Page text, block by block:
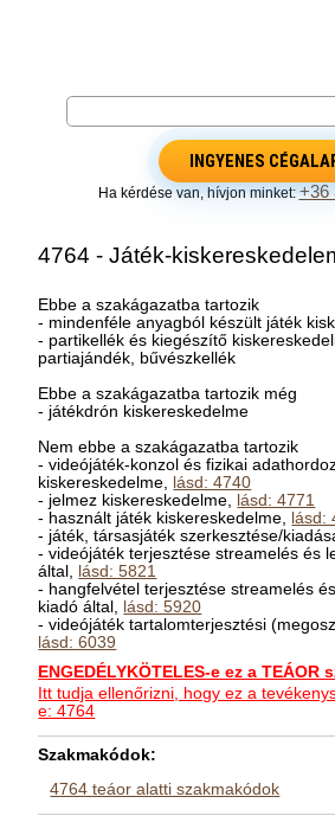
INGYENES
Ha kérdése van, hívjon minket:+36
4764 - Játék-
Ebbe a szakágazatba tartozik
- mindenféle anyagból készült játék
- partikellék és kiegészítő
partiajándék, bűvészkellék
Ebbe a szakágazatba tartozik még
- játékdrón kiskereskedelme
Nem ebbe a szakágazatba tartozik
- videójáték-konzol és fizikai
kiskereskedelme, lásd: 4740
- jelmez kiskereskedelme, lásd: 4771
- használt játék kiskereskedelme, lásd:
- játék, társasjáték szerkesztése/
- videójáték terjesztése streamelés és
által, lásd: 5821
- hangfelvétel terjesztése streamelés
kiadó által, lásd: 5920
- videójáték tartalomterjesztési
lásd: 6039
ENGEDÉLYKÖTELES-e ez a TEÁOR
Itt tudja ellenőrizni, hogy ez a
e: 4764
Szakmakódok:
4764 teáor alatti szakmakódok